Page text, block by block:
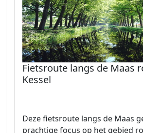
Fietsroute langs de Maas
Kessel
Deze fietsroute langs de Maas
prachtige focus op het gebied